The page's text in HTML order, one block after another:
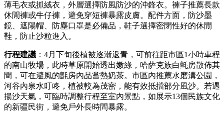
薄毛衣或抓絨衣，外層選擇防風防沙的沖鋒衣。褲子推薦長款
休閒褲或牛仔褲，避免穿短褲暴露皮膚。配件方面，防沙墨
鏡、遮陽帽、防塵口罩是必備品，鞋子選擇密閉性好的休閒
鞋，防止沙粒進入。
行程建議 ：4月下旬後植被逐漸返青，可前往距市區1小時車程
的南山牧場，此時草原開始透出嫩綠，哈萨克族白氈房散佈其
間，可在避風的氈房內品嘗熱奶茶。市區內推薦水磨溝公園，
河谷內泉水叮咚，植被較為茂密，能有效抵擋部分風沙。若遇
揚沙天氣，可臨時調整行程至室內景點，如展示13個民族文化
的新疆民街，避免戶外長時間暴露。